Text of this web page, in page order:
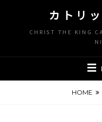
content
カトリ
CHRIST THE KING
HOME